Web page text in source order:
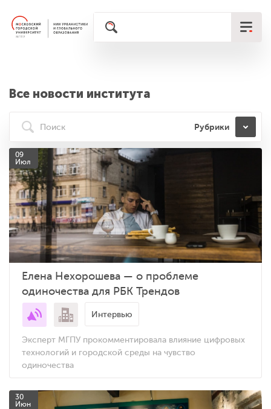
Все новости института
Рубрики
09
Июл
Елена Нехорошева — о проблеме
одиночества для РБК Трендов
Интервью
Эксперт МГПУ прокомментировала влияние цифровых
технологий и городской среды на чувство
одиночества
30
Июн